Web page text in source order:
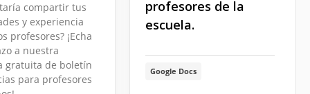
compartir tus
y experiencia
profesores? ¡Echa
a nuestra
gratuita de boletín
para profesores
profesores de la
escuela.
Google Docs